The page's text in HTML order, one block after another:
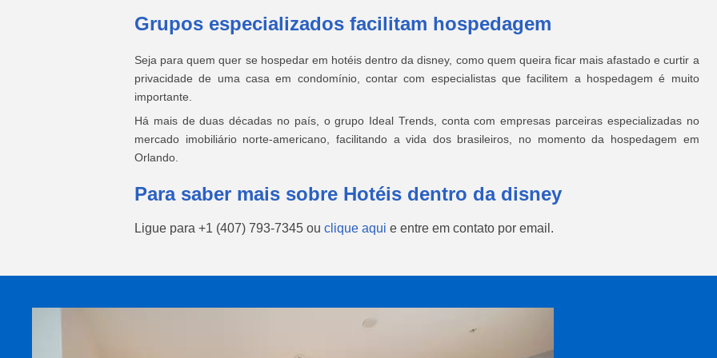
Grupos especializados facilitam hospedagem
Seja para quem quer se hospedar em hotéis dentro da disney, como quem queira ficar mais afastado e curtir a
privacidade de uma casa em condomínio, contar com especialistas que facilitem a hospedagem é muito
importante.
Há mais de duas décadas no país, o grupo Ideal Trends, conta com empresas parceiras especializadas no
mercado imobiliário norte-americano, facilitando a vida dos brasileiros, no momento da hospedagem em
Orlando.
Para saber mais sobre Hotéis dentro da disney
Ligue para +1 (407) 793-7345 ou clique aqui e entre em contato por email.